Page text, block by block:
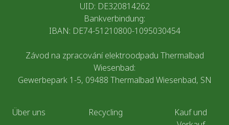
UID: DE320814262
Bankverbindung:
IBAN: DE74-51210800-1095030454
Závod na zpracování elektroodpadu Thermalbad
Wiesenbad:
Gewerbepark 1-5, 09488 Thermalbad Wiesenbad, SN
Über uns Recycling
Kauf und